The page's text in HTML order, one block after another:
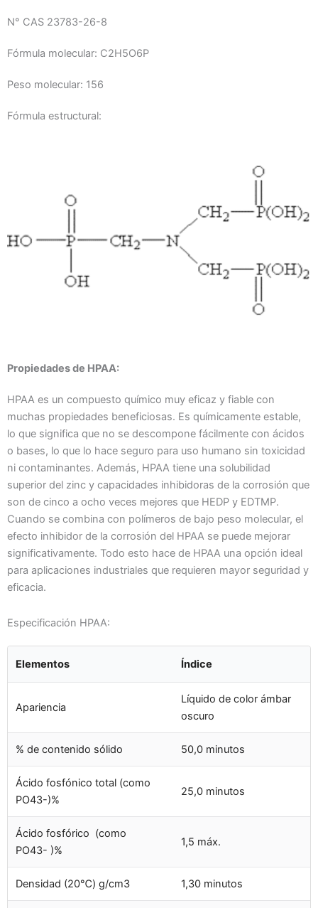
N° CAS 23783-26-8
Fórmula molecular: C2H5O6P
Peso molecular: 156
Fórmula estructural:
Propiedades de HPAA:
HPAA es un compuesto químico muy eficaz y fiable con
muchas propiedades beneficiosas. Es químicamente estable,
lo que significa que no se descompone fácilmente con ácidos
o bases, lo que lo hace seguro para uso humano sin toxicidad
ni contaminantes. Además, HPAA tiene una solubilidad
superior del zinc y capacidades inhibidoras de la corrosión que
son de cinco a ocho veces mejores que HEDP y EDTMP.
Cuando se combina con polímeros de bajo peso molecular, el
efecto inhibidor de la corrosión del HPAA se puede mejorar
significativamente. Todo esto hace de HPAA una opción ideal
para aplicaciones industriales que requieren mayor seguridad y
eficacia.
Especificación HPAA:
Elementos Índice
Apariencia
Líquido de color ámbar
oscuro
% de contenido sólido 50,0 minutos
Ácido fosfónico total (como
PO43-)%
25,0 minutos
Ácido fosfórico (como
PO43- )%
1,5 máx.
Densidad (20℃) g/cm3 1,30 minutos